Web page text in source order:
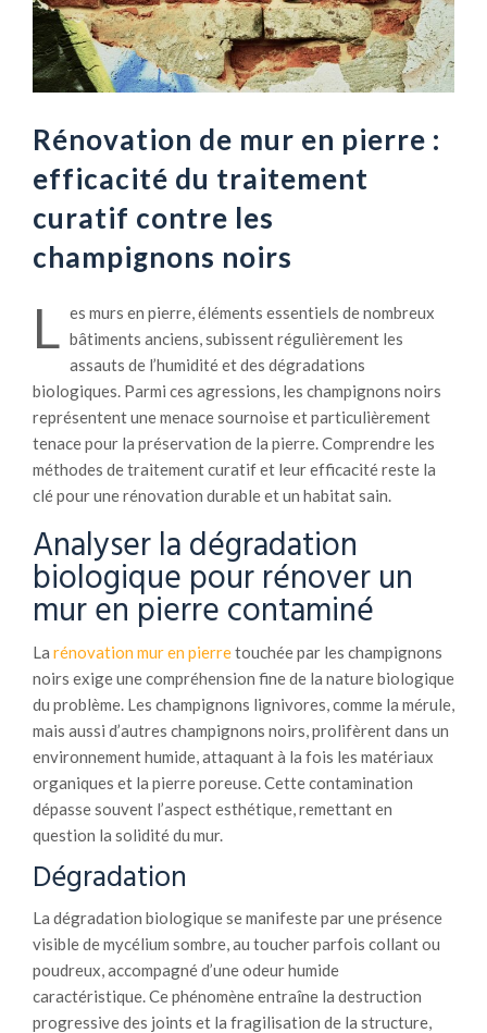
Rénovation de mur en pierre :
efficacité du traitement
curatif contre les
champignons noirs
L es murs en pierre, éléments essentiels de nombreux
bâtiments anciens, subissent régulièrement les
assauts de l’humidité et des dégradations
biologiques. Parmi ces agressions, les champignons noirs
représentent une menace sournoise et particulièrement
tenace pour la préservation de la pierre. Comprendre les
méthodes de traitement curatif et leur efficacité reste la
clé pour une rénovation durable et un habitat sain.
Analyser la dégradation
biologique pour rénover un
mur en pierre contaminé
La rénovation mur en pierretouchée par les champignons
noirs exige une compréhension fine de la nature biologique
du problème. Les champignons lignivores, comme la mérule,
mais aussi d’autres champignons noirs, prolifèrent dans un
environnement humide, attaquant à la fois les matériaux
organiques et la pierre poreuse. Cette contamination
dépasse souvent l’aspect esthétique, remettant en
question la solidité du mur.
Dégradation
La dégradation biologique se manifeste par une présence
visible de mycélium sombre, au toucher parfois collant ou
poudreux, accompagné d’une odeur humide
caractéristique. Ce phénomène entraîne la destruction
progressive des joints et la fragilisation de la structure,